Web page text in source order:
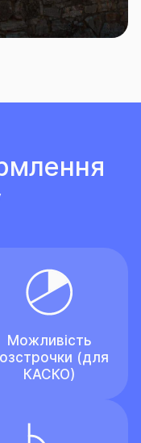
Можливість
(для
КАСКО)